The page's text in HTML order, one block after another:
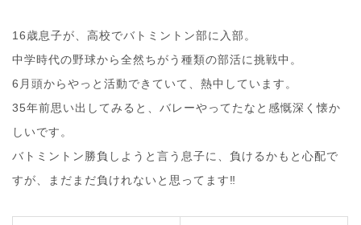
16歳息子が、高校でバトミントン部に入部。
中学時代の野球から全然ちがう種類の部活に挑戦中。
6月頭からやっと活動できていて、熱中しています。
35年前思い出してみると、バレーやってたなと感慨深く懐か
しいです。
バトミントン勝負しようと言う息子に、負けるかもと心配で
すが、まだまだ負けれないと思ってます‼︎